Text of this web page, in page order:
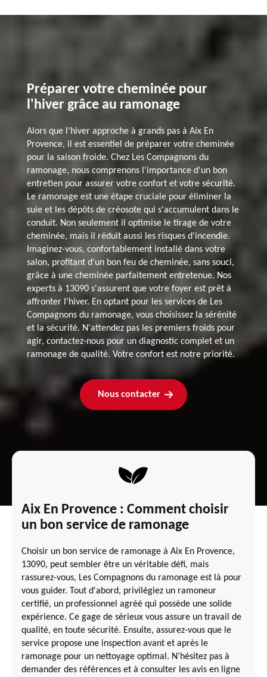
Préparer votre cheminée pour
l'hiver grâce au ramonage
Alors que l'hiver approche à grands pas à Aix En
Provence, il est essentiel de préparer votre cheminée
pour la saison froide. Chez Les Compagnons du
ramonage, nous comprenons l'importance d'un bon
entretien pour assurer votre confort et votre sécurité.
Le ramonage est une étape cruciale pour éliminer la
suie et les dépôts de créosote qui s'accumulent dans le
conduit. Non seulement il optimise le tirage de votre
cheminée, mais il réduit aussi les risques d'incendie.
Imaginez-vous, confortablement installé dans votre
salon, profitant d'un bon feu de cheminée, sans souci,
grâce à une cheminée parfaitement entretenue. Nos
experts à 13090 s'assurent que votre foyer est prêt à
affronter l'hiver. En optant pour les services de Les
Compagnons du ramonage, vous choisissez la sérénité
et la sécurité. N'attendez pas les premiers froids pour
agir, contactez-nous pour un diagnostic complet et un
ramonage de qualité. Votre confort est notre priorité.
Nous contacter
Aix En Provence : Comment choisir
un bon service de ramonage
Choisir un bon service de ramonage à Aix En Provence,
13090, peut sembler être un véritable défi, mais
rassurez-vous, Les Compagnons du ramonage est là pour
vous guider. Tout d'abord, privilégiez un ramoneur
certifié, un professionnel agréé qui possède une solide
expérience. Ce gage de sérieux vous assure un travail de
qualité, en toute sécurité. Ensuite, assurez-vous que le
service propose une inspection avant et après le
ramonage pour un nettoyage optimal. N'hésitez pas à
demander des références et à consulter les avis en ligne